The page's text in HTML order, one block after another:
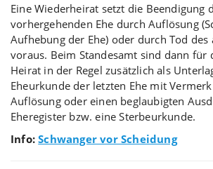
Eine Wiederheirat setzt die Beendigung
vorhergehenden Ehe durch Auflösung
Aufhebung der Ehe) oder durch Tod des
voraus. Beim Standesamt sind dann für
Heirat in der Regel zusätzlich als
Eheurkunde der letzten Ehe mit
Auflösung oder einen beglaubigten
Eheregister bzw. eine Sterbeurkunde.
Info: Schwanger vor Scheidung